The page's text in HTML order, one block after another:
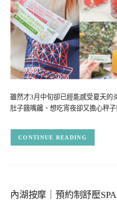
雖然才3月中旬卻已經能感受夏天的
肚子餓嘴饞、想吃宵夜卻又擔心秤
CONTINUE READING
內湖按摩｜預約制舒壓